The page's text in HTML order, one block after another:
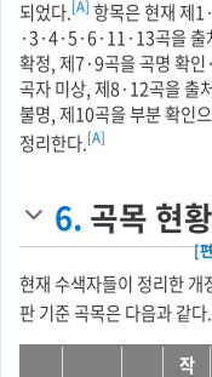
되었다.[A] 항목은 현재 제
·3·4·5·6·11·13곡을 출
확정, 제7·9곡을 곡명 확인
곡자 미상, 제8·12곡을 출
불명, 제10곡을 부분 확인
정리한다.[A]
6. 곡목 현황
[
현재 수색자들이 정리한 개
판 기준 곡목은 다음과 같다.
작